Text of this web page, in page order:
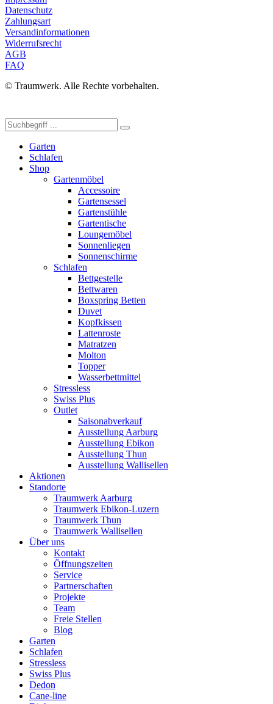
Datenschutz
Zahlungsart
Versandinformationen
Widerrufsrecht
AGB
FAQ
© Traumwerk. Alle Rechte vorbehalten.
Garten
Schlafen
Shop
Gartenmöbel
Accessoire
Gartensessel
Gartenstühle
Gartentische
Loungemöbel
Sonnenliegen
Sonnenschirme
Schlafen
Bettgestelle
Bettwaren
Boxspring Betten
Duvet
Kopfkissen
Lattenroste
Matratzen
Molton
Topper
Wasserbettmittel
Stressless
Swiss Plus
Outlet
Saisonabverkauf
Ausstellung Aarburg
Ausstellung Ebikon
Ausstellung Thun
Ausstellung Wallisellen
Aktionen
Standorte
Traumwerk Aarburg
Traumwerk Ebikon-Luzern
Traumwerk Thun
Traumwerk Wallisellen
Über uns
Kontakt
Öffnungszeiten
Service
Partnerschaften
Projekte
Team
Freie Stellen
Blog
Garten
Schlafen
Stressless
Swiss Plus
Dedon
Cane-line